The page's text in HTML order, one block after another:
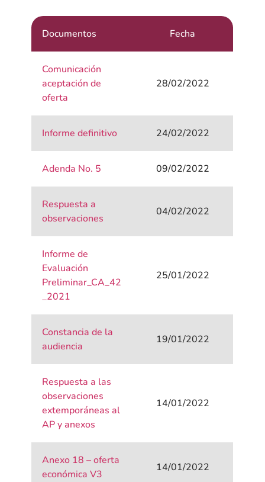
Documentos Fecha
Comunicación
aceptación de
oferta
28/02/2022
Informe definitivo 24/02/2022
Adenda No. 5 09/02/2022
Respuesta a
observaciones
04/02/2022
Informe de
Evaluación
Preliminar_CA_42
_2021
25/01/2022
Constancia de la
audiencia
19/01/2022
Respuesta a las
observaciones
extemporáneas al
AP y anexos
14/01/2022
Anexo 18 – oferta
económica V3
14/01/2022